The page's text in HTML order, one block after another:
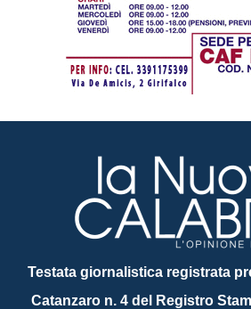
Testata giornalistica registrata
Catanzaro n. 4 del Registro